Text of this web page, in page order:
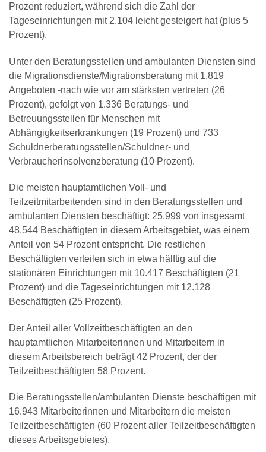
Prozent reduziert, während sich die Zahl der
Tageseinrichtungen mit 2.104 leicht gesteigert hat (plus 5
Prozent).
Unter den Beratungsstellen und ambulanten Diensten sind
die Migrationsdienste/Migrationsberatung mit 1.819
Angeboten -nach wie vor am stärksten vertreten (26
Prozent), gefolgt von 1.336 Beratungs- und
Betreuungsstellen für Menschen mit
Abhängigkeitserkrankungen (19 Prozent) und 733
Schuldnerberatungsstellen/Schuldner- und
Verbraucherinsolvenzberatung (10 Prozent).
Die meisten hauptamtlichen Voll- und
Teilzeitmitarbeitenden sind in den Beratungsstellen und
ambulanten Diensten beschäftigt: 25.999 von insgesamt
48.544 Beschäftigten in diesem Arbeitsgebiet, was einem
Anteil von 54 Prozent entspricht. Die restlichen
Beschäftigten verteilen sich in etwa hälftig auf die
stationären Einrichtungen mit 10.417 Beschäftigten (21
Prozent) und die Tageseinrichtungen mit 12.128
Beschäftigten (25 Prozent).
Der Anteil aller Vollzeitbeschäftigten an den
hauptamtlichen Mitarbeiterinnen und Mitarbeitern in
diesem Arbeitsbereich beträgt 42 Prozent, der der
Teilzeitbeschäftigten 58 Prozent.
Die Beratungsstellen/ambulanten Dienste beschäftigen mit
16.943 Mitarbeiterinnen und Mitarbeitern die meisten
Teilzeitbeschäftigten (60 Prozent aller Teilzeitbeschäftigten
dieses Arbeitsgebietes).